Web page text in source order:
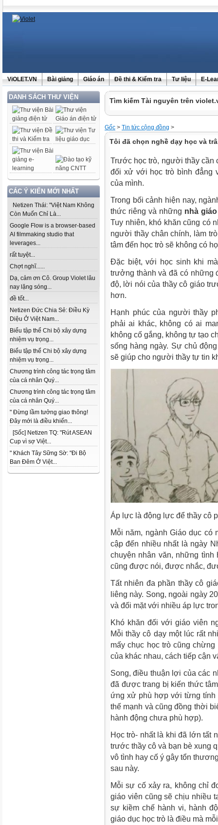
ViOLET.VN Bài giảng Giáo án Đề thi & Kiểm tra Tư liệu E-
DANH SÁCH THƯ VIỆN
CÁC Ý KIẾN MỚI NHẤT
Netizen Thái: "Việt Nam Không
Còn Muốn Chỉ Là...
Google Flow is a browser-based
AI filmmaking studio that
leverages...
rất tuyệt...
Chợt nghĩ......
Dạ, cảm ơn Cô. Group Violet lâu
nay lặng sóng...
đề tốt...
Netizen Đức Chia Sẻ: Điều Kỳ
Diệu Ở Việt Nam...
Biểu tập thể Chi bộ xây dựng
nhiệm vụ trọng...
Biểu tập thể Chi bộ xây dựng
nhiệm vụ trọng...
Chương trình công tác trọng tâm
của cá nhân Quý...
Chương trình công tác trọng tâm
của cá nhân Quý...
" Đừng lầm tưởng giao thông!
Đây mới là điều khiến...
[Sốc] Netizen TQ: "Rút ASEAN
Cup vì sợ Việt...
" Khách Tây Sững Sờ: "Đi Bộ
Ban Đêm Ở Việt...
Tìm kiếm Tài nguyên trên
Gốc > Tin tức cộng đồng >
Tôi đã chọn nghề dạy học và
Trước học trò, người thầy cần
đối xử với học trò bình đẳng
của mình.
Trong bối cảnh hiện nay,
thức riêng và những nhà giáo
Tuy nhiên, khó khăn cũng có
người thầy chân chính, làm
tâm đến học trò sẽ không có
Đặc biệt, với học sinh khi
trưởng thành và đã có những
độ, lời nói của thầy cô giáo
hơn.
Hạnh phúc của người thầy
phải ai khác, không có ai
không cố gắng, không tự tạo
sống hàng ngày. Sự chủ
sẽ giúp cho người thầy tự tin
Áp lực là động lực để thầy cô
Mỗi năm, ngành Giáo dục
cập đến nhiều nhất là ngày
chuyện nhân văn, những
cũng được nói, được nhắc,
Tất nhiên đa phần thầy cô
liêng này. Song, ngoài ngày
và đối mặt với nhiều áp lực
Khó khăn đối với giáo viên
Mỗi thầy cô dạy một lúc rất
mấy chục học trò cũng
của khác nhau, cách tiếp cận
Song, điều thuận lợi của các
đã được trang bị kiến thức
ứng xử phù hợp với từng tính
thế mạnh và cũng đồng thời
hành động chưa phù hợp).
Học trò- nhất là khi đã lớn tất
trước thầy cô và bạn bè xung
vô tình hay cố ý gây tổn
sau này.
Mỗi sự cố xảy ra, không chỉ
giáo viên cũng sẽ chịu nhiều
sự kiềm chế hành vi, hành
giáo dục học trò là điều mà